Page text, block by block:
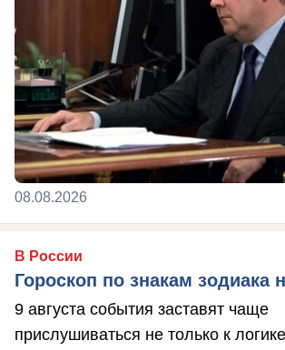
08.08.2026
В России
Гороскоп по знакам зодиака
9 августа события заставят чаще
прислушиваться не только к